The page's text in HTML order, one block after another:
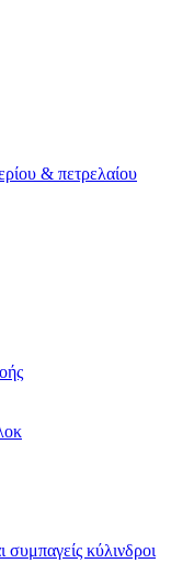
& πετρελαίου
συμπαγείς κύλινδροι